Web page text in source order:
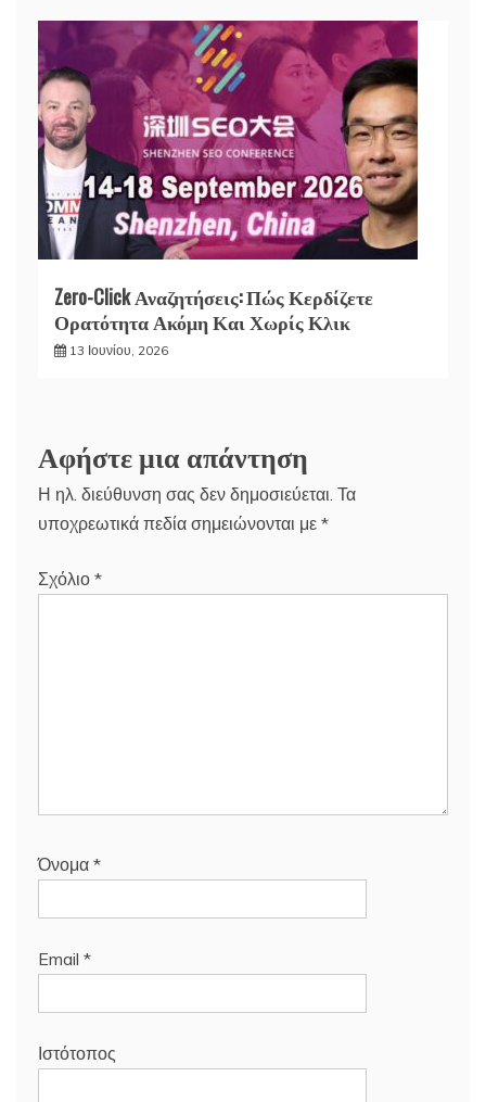
Zero-Click Αναζητήσεις: Πώς Κερδίζετε
Ορατότητα Ακόμη Και Χωρίς Κλικ
13 Ιουνίου, 2026
Αφήστε μια απάντηση
Η ηλ. διεύθυνση σας δεν δημοσιεύεται. Τα
υποχρεωτικά πεδία σημειώνονται με *
Σχόλιο *
Όνομα *
Email *
Ιστότοπος